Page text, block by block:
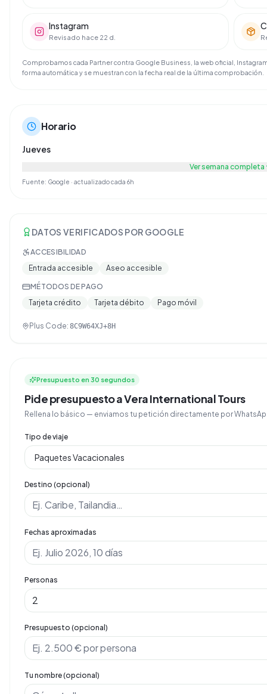
Instagram
Revisado hace 22 d.
Comprobamos cada Partner contra Google Business, la web oficial,
forma automática y se muestran con la fecha real de la última comprobación.
Horario
Jueves
Ver semana completa
Fuente: Google · actualizado cada 6h
DATOS VERIFICADOS POR GOOGLE
ACCESIBILIDAD
Entrada accesible
Aseo accesible
MÉTODOS DE PAGO
Tarjeta crédito
Tarjeta débito Pago móvil
Plus Code: 8C9W64XJ+8H
Presupuesto en 30 segundos
Pide presupuesto a Vera International Tours
Rellena lo básico — enviamos tu petición directamente por
Tipo de viaje
Destino (opcional)
Fechas aproximadas
Personas
Presupuesto (opcional)
Tu nombre (opcional)